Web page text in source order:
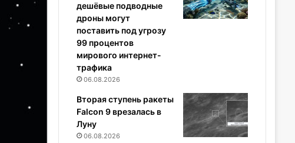
дешёвые подводные
дроны могут
поставить под угрозу
99 процентов
мирового интернет-
трафика
06.08.2026
Вторая ступень ракеты
Falcon 9 врезалась в
Луну
06.08.2026